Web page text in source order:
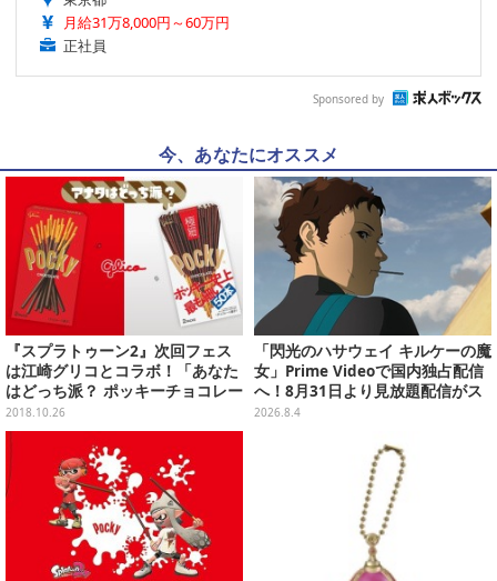
月給31万8,000円～60万円
正社員
Sponsored by
今、あなたにオススメ
『スプラトゥーン2』次回フェス
は江崎グリコとコラボ！「あなた
はどっち派？ ポッキーチョコレー
ト vs ポッキー極細」は11月10か
ら開催
2018.10.26
「閃光のハサウェイ キルケーの魔
女」Prime Videoで国内独占配信
へ！8月31日より見放題配信がス
タート
2026.8.4